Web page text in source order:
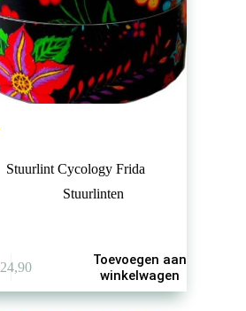
Stuurlint Cycology Frida
Stuurlinten
24,90
Toevoegen aan
winkelwagen